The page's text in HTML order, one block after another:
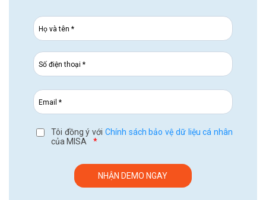
Tôi đồng ý với Chính sách bảo vệ dữ liệu cá nhân
của MISA
*